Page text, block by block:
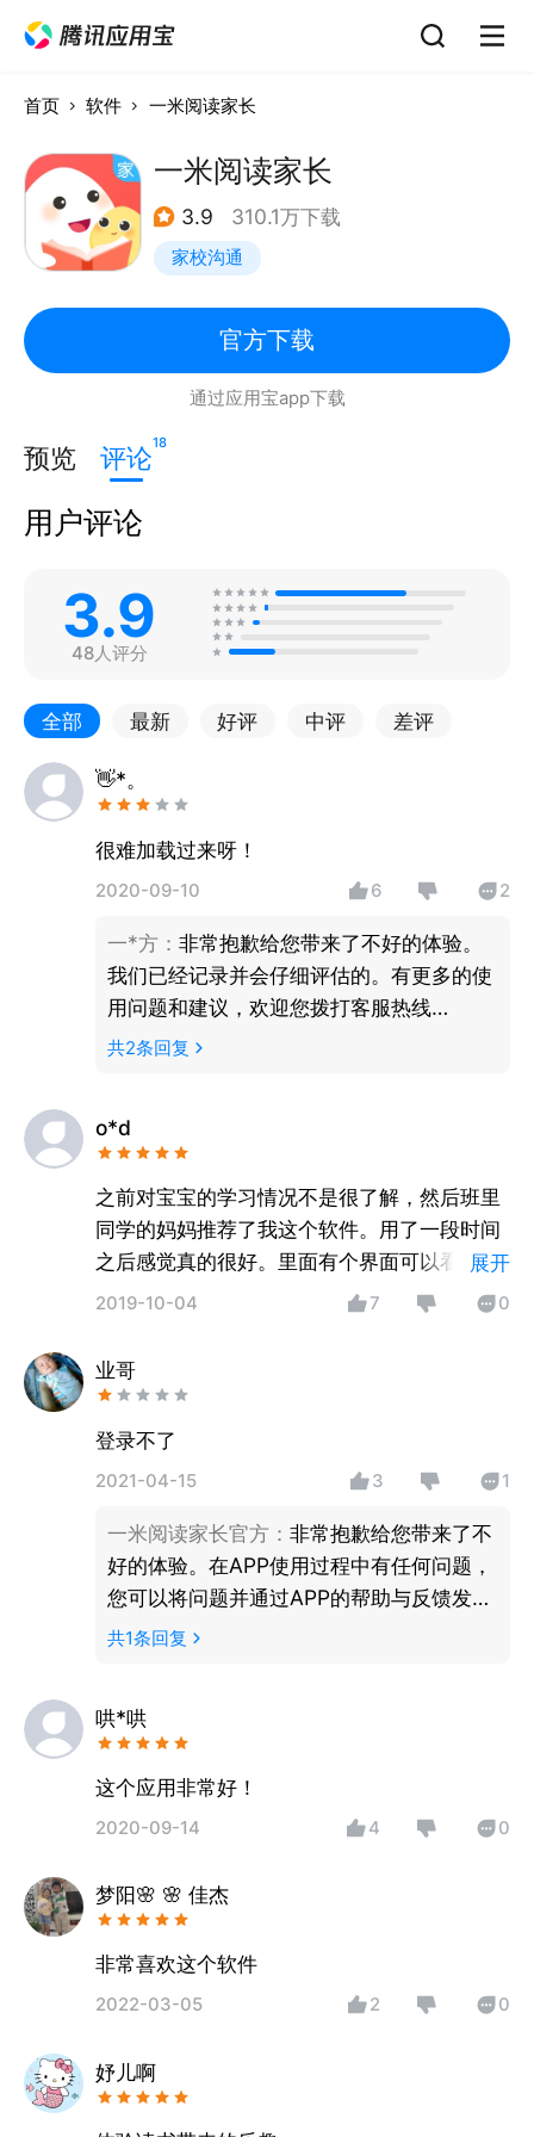
首页 软件 一米阅读家长
一米阅读家长
3.9 310.1万下载
家校沟通
官方下载
通过应用宝app下载
预览 评论18
用户评论
3.9
48人评分
全部 最新 好评 中评 差评
👋*。
很难加载过来呀！
2020-09-10 6 2
一*方： 非常抱歉给您带来了不好的体验。
我们已经记录并会仔细评估的。有更多的使
用问题和建议，欢迎您拨打客服热线
40083-66166！
共2条回复
o*d
之前对宝宝的学习情况不是很了解，然后班里
同学的妈妈推荐了我这个软件。用了一段时间
之后感觉真的很好。里面有个界面可以看到宝
宝每天学习的情况，还会有一周的总结，看看
视频，宝宝不会的话，妈妈还可以看视频给宝
宝讲，很实用。app里面还有签到功能，我现
真的很棒的！
展开
2019-10-04 7 0
业哥
登录不了
2021-04-15 3 1
一米阅读家长官方： 非常抱歉给您带来了不
好的体验。在APP使用过程中有任何问题，
您可以将问题并通过APP的帮助与反馈发至
线上客服。或者直接拨打客服电话：
共1条回复
哄*哄
这个应用非常好！
2020-09-14 4 0
梦阳🌸 🌸 佳杰
非常喜欢这个软件
2022-03-05 2 0
妤儿啊